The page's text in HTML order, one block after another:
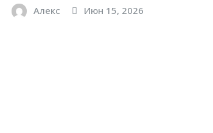
Алекс Июн 15, 2026